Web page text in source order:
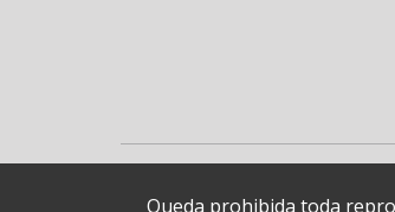
Queda prohibida toda